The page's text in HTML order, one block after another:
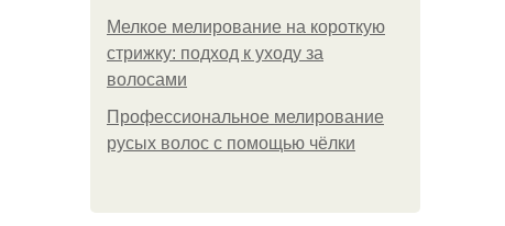
Мелкое мелирование на короткую
стрижку: подход к уходу за
волосами
Профессиональное мелирование
русых волос с помощью чёлки